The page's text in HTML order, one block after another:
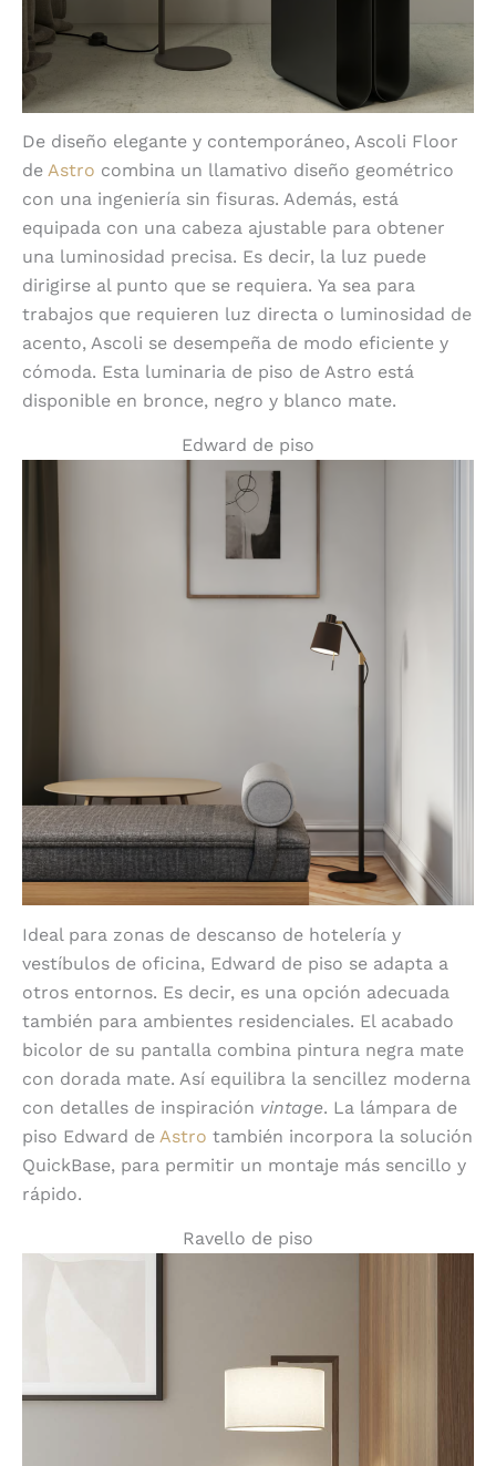
De diseño elegante y contemporáneo, Ascoli Floor
de Astro combina un llamativo diseño geométrico
con una ingeniería sin fisuras. Además, está
equipada con una cabeza ajustable para obtener
una luminosidad precisa. Es decir, la luz puede
dirigirse al punto que se requiera. Ya sea para
trabajos que requieren luz directa o luminosidad de
acento, Ascoli se desempeña de modo eficiente y
cómoda. Esta luminaria de piso de Astro está
disponible en bronce, negro y blanco mate.
Edward de piso
Ideal para zonas de descanso de hotelería y
vestíbulos de oficina, Edward de piso se adapta a
otros entornos. Es decir, es una opción adecuada
también para ambientes residenciales. El acabado
bicolor de su pantalla combina pintura negra mate
con dorada mate. Así equilibra la sencillez moderna
con detalles de inspiración vintage. La lámpara de
piso Edward de Astro también incorpora la solución
QuickBase, para permitir un montaje más sencillo y
rápido.
Ravello de piso